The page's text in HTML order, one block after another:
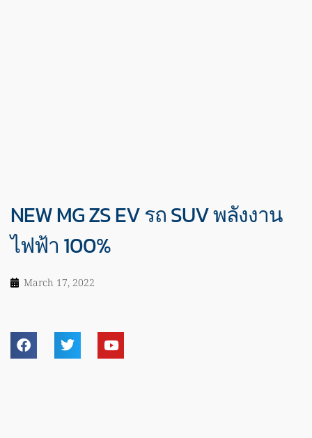
NEW MG ZS EV รถ SUV พลังงาน
ไฟฟ้า 100%
March 17, 2022